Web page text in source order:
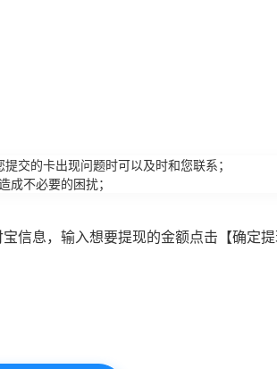
交的卡出现问题时可以及时和您联系；
不必要的困扰；
信息，输入想要提现的金额点击【确定